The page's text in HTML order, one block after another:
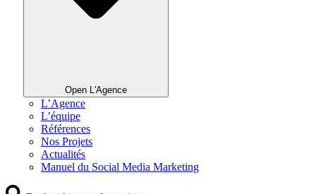
Open L'Agence
L’Agence
L’équipe
Références
Nos Projets
Actualités
Manuel du Social Media Marketing